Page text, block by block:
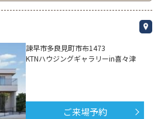
諫早市多良見町市布1473
KTNハウジングギャラリーin喜々津
ご来場予約